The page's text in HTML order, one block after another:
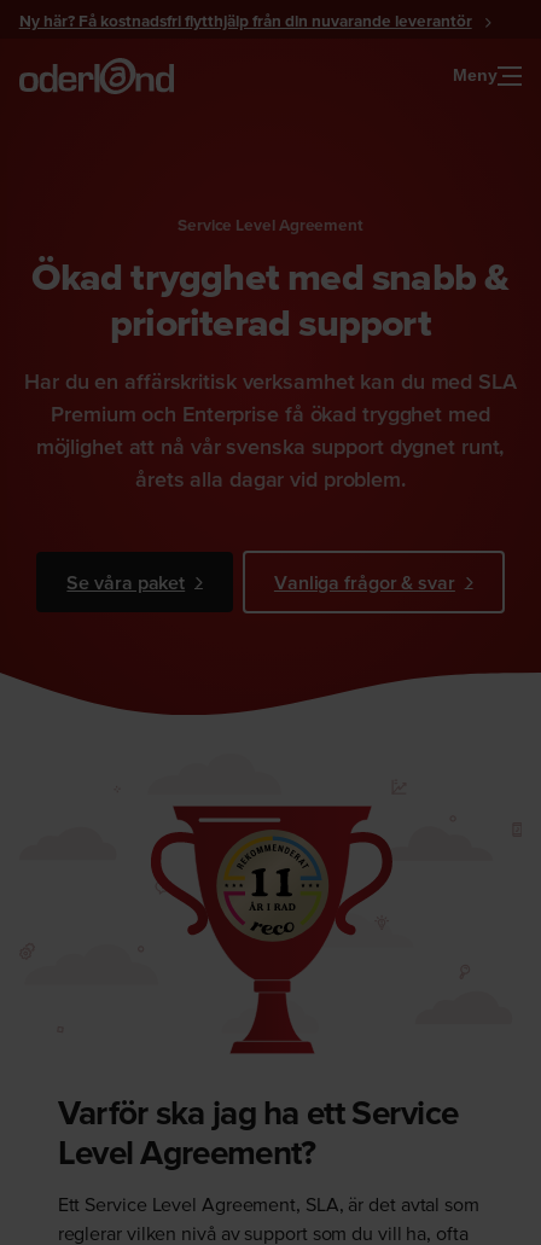
Gå
innehåll
Ny här? Få kostnadsfri flytthjälp från din nuvarande leverantör
Meny
Service Level Agreement
Ökad trygghet med snabb &
prioriterad support
Har du en affärskritisk verksamhet kan du med SLA
Premium och Enterprise få ökad trygghet med
möjlighet att nå vår svenska support dygnet runt,
årets alla dagar vid problem.
Se våra paket Vanliga frågor & svar
Varför ska jag ha ett Service
Level Agreement?
Ett Service Level Agreement, SLA, är det avtal som
reglerar vilken nivå av support som du vill ha, ofta